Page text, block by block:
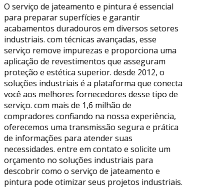
O serviço de jateamento e pintura é essencial
para preparar superfícies e garantir
acabamentos duradouros em diversos setores
industriais. com técnicas avançadas, esse
serviço remove impurezas e proporciona uma
aplicação de revestimentos que asseguram
proteção e estética superior. desde 2012, o
soluções industriais é a plataforma que conecta
você aos melhores fornecedores desse tipo de
serviço. com mais de 1,6 milhão de
compradores confiando na nossa experiência,
oferecemos uma transmissão segura e prática
de informações para atender suas
necessidades. entre em contato e solicite um
orçamento no soluções industriais para
descobrir como o serviço de jateamento e
pintura pode otimizar seus projetos industriais.